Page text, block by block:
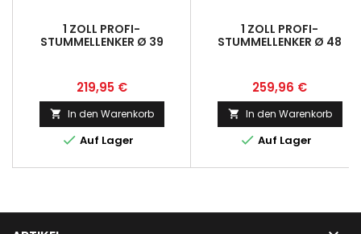
1 ZOLL PROFI-
STUMMELLENKER Ø 39
Preis
219,95 €
 In den Warenkorb
 Auf Lager
1 ZOLL PROFI-
STUMMELLENKER Ø 48
Preis
259,96 €
 In den Warenkorb
 Auf Lager